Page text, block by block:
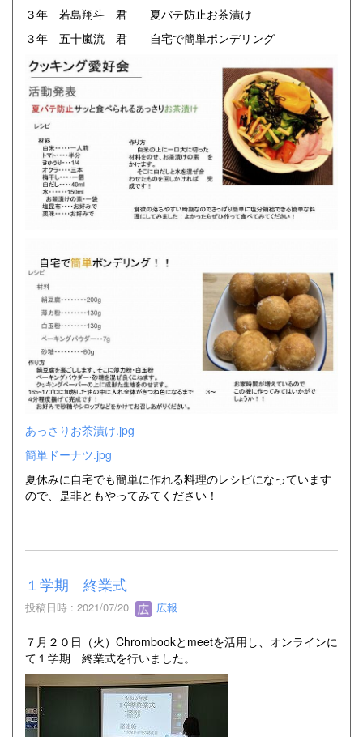
３年 若島翔斗 君 夏バテ防止お茶漬け
３年 五十嵐流 君 自宅で簡単ポンデリング
あっさりお茶漬け.jpg
簡単ドーナツ.jpg
夏休みに自宅でも簡単に作れる料理のレシピになっています
ので、是非ともやってみてください！
１学期 終業式
投稿日時 : 2021/07/20 広報
７月２０日（火）Chrombookとmeetを活用し、オンラインに
て１学期 終業式を行いました。